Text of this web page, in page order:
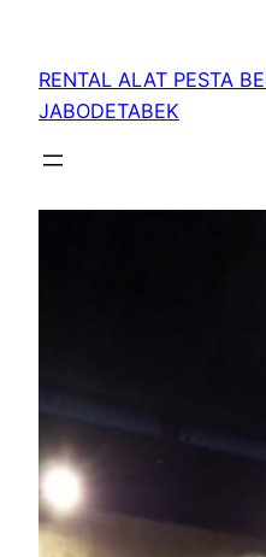
RENTAL ALAT PESTA
JABODETABEK